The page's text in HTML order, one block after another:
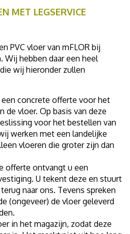
MET LEGSERVICE
PVC vloer van mFLOR bij
Wij hebben daar een heel
wij hieronder zullen
concrete offerte voor het
de vloer. Op basis van deze
voor het bestellen van
werken met een landelijke
vloeren die groter zijn dan
offerte ontvangt u een
U tekent deze en stuurt
naar ons. Tevens spreken
(ongeveer) de vloer geleverd
in het magazijn, zodat deze